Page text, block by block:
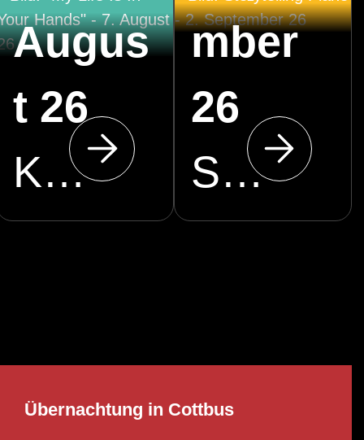
Augus
t 26
Klosterkirche Cottbus
mber
26
Stadthalle Cottbus
Übernachtung in Cottbus